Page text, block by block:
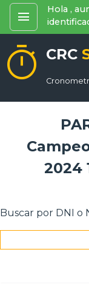
menu
Hola ,
timer CRC
2024
Buscar por DNI o